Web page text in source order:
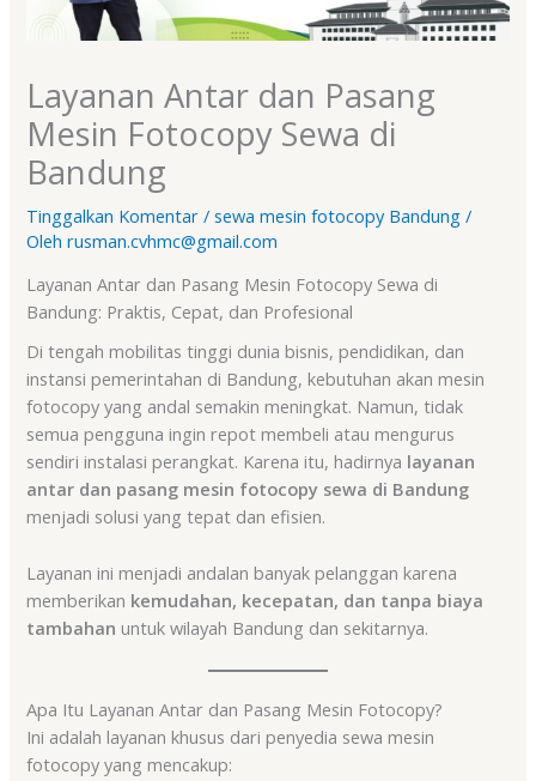
Layanan Antar dan Pasang
Mesin Fotocopy Sewa di
Bandung
Tinggalkan Komentar /sewa mesin fotocopy Bandung /
Olehrusman.cvhmc@gmail.com
Layanan Antar dan Pasang Mesin Fotocopy Sewa di
Bandung: Praktis, Cepat, dan Profesional
Di tengah mobilitas tinggi dunia bisnis, pendidikan, dan
instansi pemerintahan di Bandung, kebutuhan akan mesin
fotocopy yang andal semakin meningkat. Namun, tidak
semua pengguna ingin repot membeli atau mengurus
sendiri instalasi perangkat. Karena itu, hadirnya layanan
antar dan pasang mesin fotocopy sewa di Bandung
menjadi solusi yang tepat dan efisien.
Layanan ini menjadi andalan banyak pelanggan karena
memberikan kemudahan, kecepatan, dan tanpa biaya
tambahan untuk wilayah Bandung dan sekitarnya.
Apa Itu Layanan Antar dan Pasang Mesin Fotocopy?
Ini adalah layanan khusus dari penyedia sewa mesin
fotocopy yang mencakup: